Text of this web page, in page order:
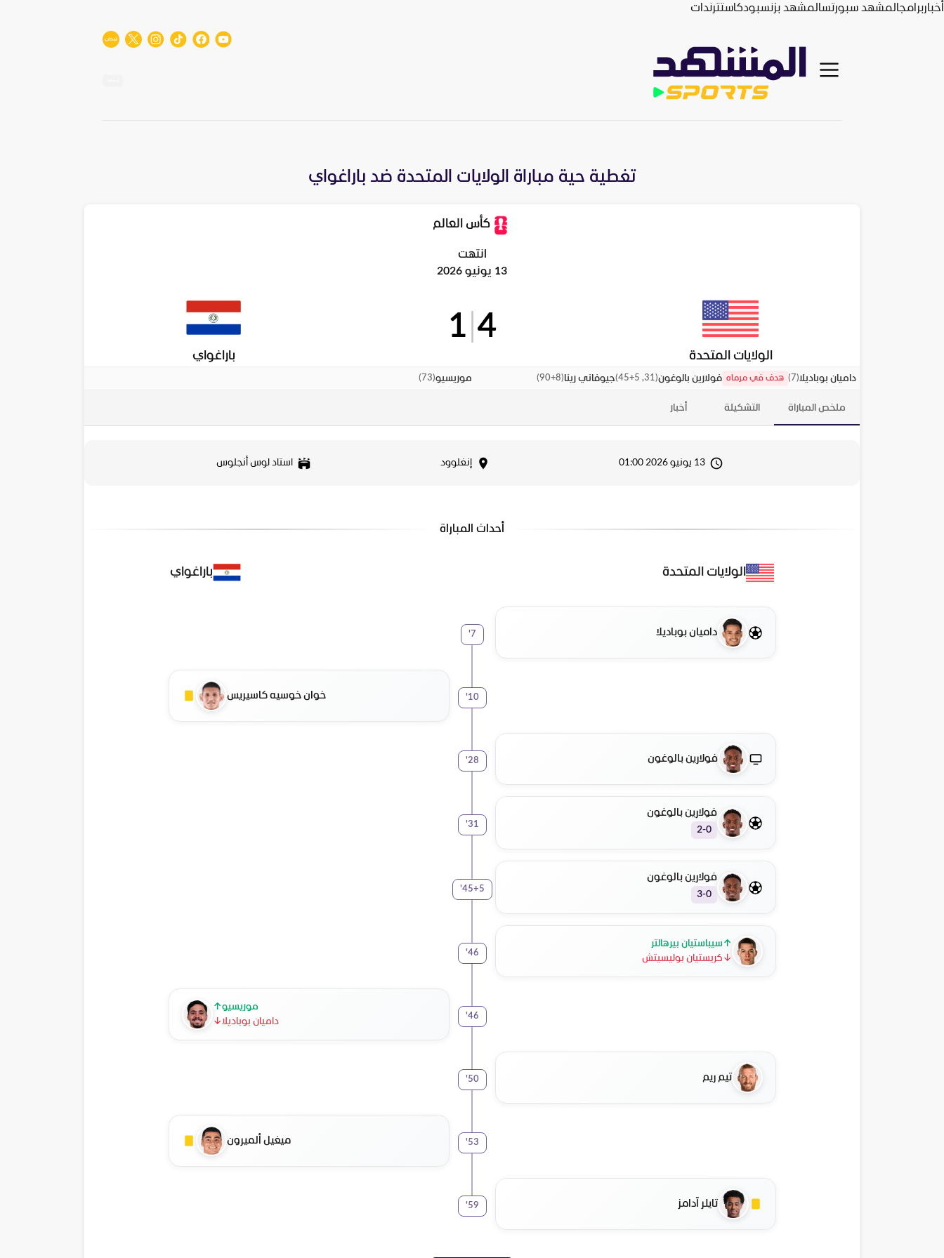
أخباربرامجالمشهد سبورتسالمشهد بزنسبودكاستترندات
تغطية حية مباراة الولايات المتحدة ضد باراغواي
كأس العالم
انتهت
13 يونيو 2026
الولايات المتحدة
4
1
باراغواي
داميان بوباديلا(
7
) هدف في مرماه فولارين بالوغون(
31, 45+5
)جيوفاني رينا (
90+8
) موريسيو(
73
)
ملخص المباراة التشكيلة أخبار
13 يونيو 2026 01:00 إنغلوود استاد لوس أنجلوس
أحداث المباراة
الولايات المتحدة باراغواي
داميان بوباديلا 7
'
10
' خوان خوسيه كاسيريس
فولارين بالوغون 28
'
فولارين بالوغون
2-0
31
'
فولارين بالوغون
3-0
45+5
'
↑ سيباستيان بيرهالتر
↓ كريستيان بوليسيتش
46
'
46
'
↑موريسيو
↓داميان بوباديلا
تيم ريم 50
'
53
' ميغيل ألميرون
تايلر آدامز 59
'